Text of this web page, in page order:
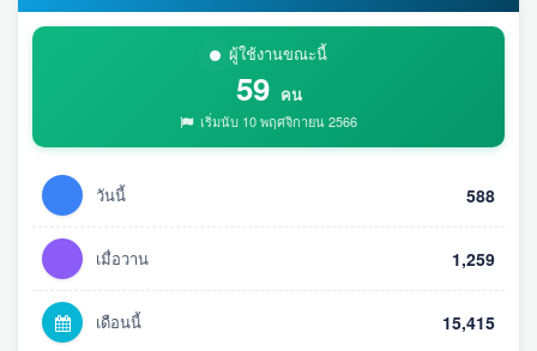
ผู้ใช้งานขณะนี้
59 คน
เริ่มนับ 10 พฤศจิกายน 2566
วันนี้ 588
เมื่อวาน 1,259
เดือนนี้ 15,415